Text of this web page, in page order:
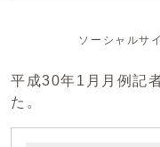
ソーシャルサ
平成30年1月月例記
た。